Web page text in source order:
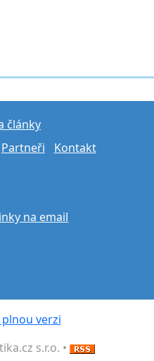
články
Partneři Kontakt
na email
verzi
s.r.o. •